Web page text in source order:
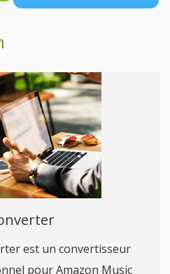
est un convertisseur
pour Amazon Music